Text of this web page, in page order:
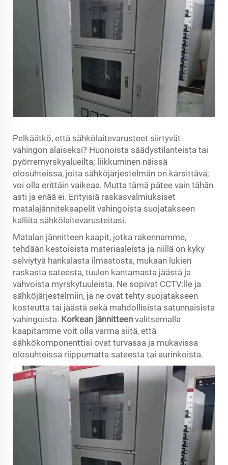
Pelkäätkö, että sähkölaitevarusteet siirtyvät
vahingon alaiseksi? Huonoista säädystilanteista tai
pyörremyrskyalueilta; liikkuminen näissä
olosuhteissa, joita sähköjärjestelmän on kärsittävä;
voi olla erittäin vaikeaa. Mutta tämä pätee vain tähän
asti ja enää ei. Erityisiä raskasvalmiuksiset
matalajännitekaapelit vahingoista suojatakseen
kalliita sähkölaitevarusteitasi.
Matalan jännitteen kaapit, jotka rakennamme,
tehdään kestoisista materiaaleista ja niillä on kyky
selviytyä hankalasta ilmastosta, mukaan lukien
raskasta sateesta, tuulen kantamasta jäästä ja
vahvoista myrskytuuleista. Ne sopivat CCTV:lle ja
sähköjärjestelmiin, ja ne ovat tehty suojatakseen
kosteutta tai jäästä sekä mahdollisista satunnaisista
vahingoista. Korkean jännitteen valitsemalla
kaapitamme voit olla varma siitä, että
sähkökomponenttisi ovat turvassa ja mukavissa
olosuhteissa riippumatta sateesta tai aurinkoista.